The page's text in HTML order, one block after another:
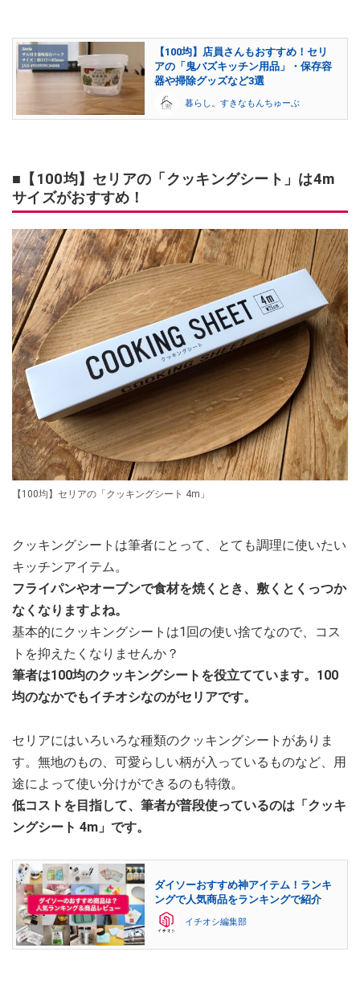
【100均】店員さんもおすすめ！セリ
アの「鬼バズキッチン用品」・保存容
器や掃除グッズなど3選
暮らし。すきなもんちゅーぶ
■【100均】セリアの「クッキングシート」は4m
サイズがおすすめ！
【100均】セリアの「クッキングシート 4m」
クッキングシートは筆者にとって、とても調理に使いたい
キッチンアイテム。
フライパンやオーブンで食材を焼くとき、敷くとくっつか
なくなりますよね。
基本的にクッキングシートは1回の使い捨てなので、コス
トを抑えたくなりませんか？
筆者は100均のクッキングシートを役立てています。100
均のなかでもイチオシなのがセリアです。
セリアにはいろいろな種類のクッキングシートがありま
す。無地のもの、可愛らしい柄が入っているものなど、用
途によって使い分けができるのも特徴。
低コストを目指して、筆者が普段使っているのは「クッキ
ングシート 4m」です。
ダイソーおすすめ神アイテム！ランキ
ングで人気商品をランキングで紹介
イチオシ編集部